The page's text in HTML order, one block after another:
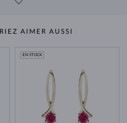
AIMER AUSSI
EN STOCK